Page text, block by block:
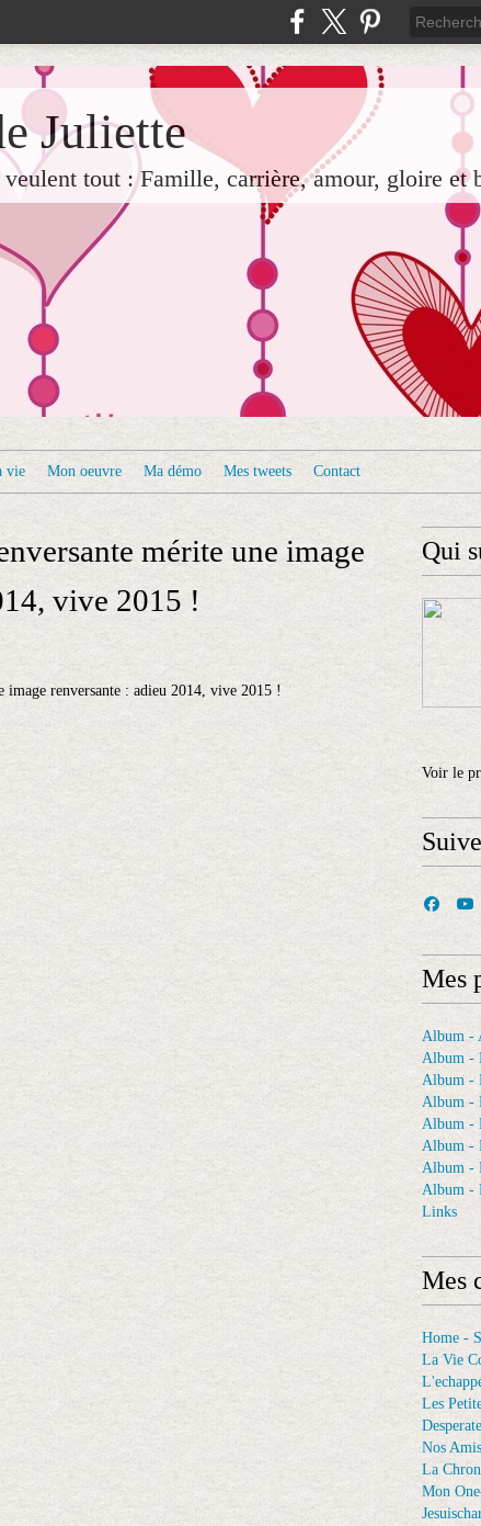
Juliette
tout : Famille, carrière, amour, gloire et
vie Mon oeuvre Ma démo Mes tweets Contact
mérite une image
vive 2015 !
Qui
Voir le
Mes
Album -
Album -
Album -
Album -
Album -
Album -
Album -
Album -
Links
Mes
Home -
La Vie
Les
Nos
La
Mon